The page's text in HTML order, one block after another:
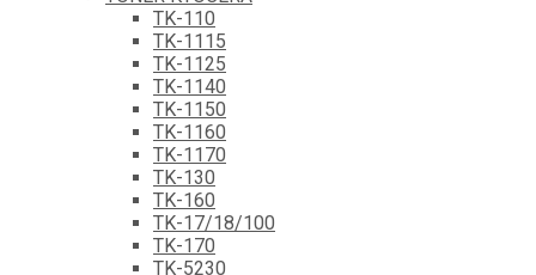
TK-110
TK-1115
TK-1125
TK-1140
TK-1150
TK-1160
TK-1170
TK-130
TK-160
TK-17/18/100
TK-170
TK-5230